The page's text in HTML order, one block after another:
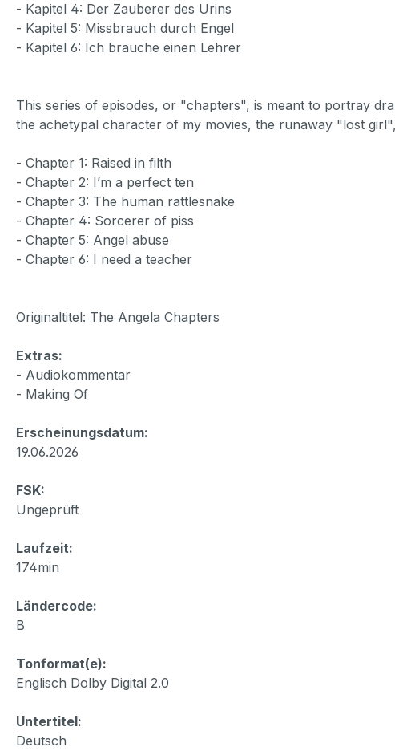
- Kapitel 4: Der Zauberer des Urins
- Kapitel 5: Missbrauch durch Engel
- Kapitel 6: Ich brauche einen Lehrer
This series of episodes, or "chapters", is meant to portray
the achetypal character of my movies, the runaway "lost
- Chapter 1: Raised in filth
- Chapter 2: I’m a perfect ten
- Chapter 3: The human rattlesnake
- Chapter 4: Sorcerer of piss
- Chapter 5: Angel abuse
- Chapter 6: I need a teacher
Originaltitel: The Angela Chapters
Extras:
- Audiokommentar
- Making Of
Erscheinungsdatum:
19.06.2026
FSK:
Ungeprüft
Laufzeit:
174min
Ländercode:
B
Tonformat(e):
Englisch Dolby Digital 2.0
Untertitel:
Deutsch